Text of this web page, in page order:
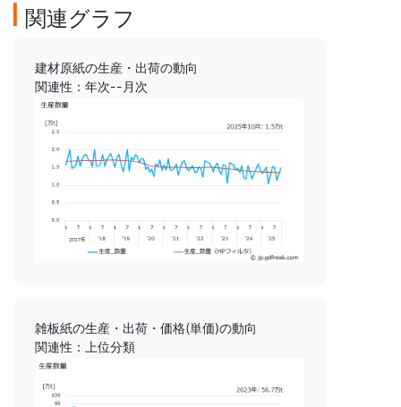
関連グラフ
建材原紙の生産・出荷の動向
関連性：年次--月次
雑板紙の生産・出荷・価格(単価)の動向
関連性：上位分類